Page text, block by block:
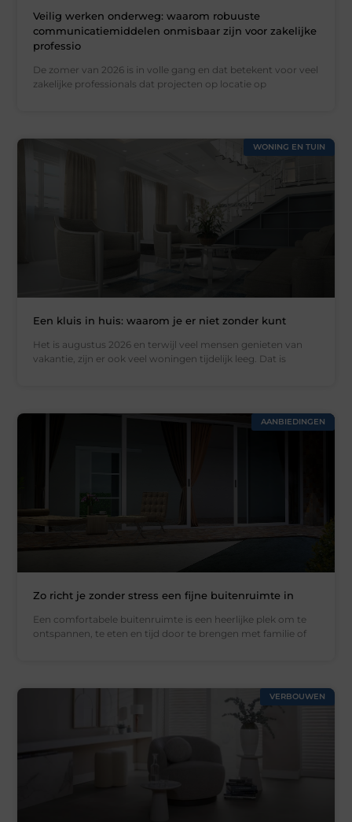
Veilig werken onderweg: waarom robuuste
communicatiemiddelen onmisbaar zijn voor zakelijke
professio
De zomer van 2026 is in volle gang en dat betekent voor veel
zakelijke professionals dat projecten op locatie op
WONING EN TUIN
Een kluis in huis: waarom je er niet zonder kunt
Het is augustus 2026 en terwijl veel mensen genieten van
vakantie, zijn er ook veel woningen tijdelijk leeg. Dat is
AANBIEDINGEN
Zo richt je zonder stress een fijne buitenruimte in
Een comfortabele buitenruimte is een heerlijke plek om te
ontspannen, te eten en tijd door te brengen met familie of
VERBOUWEN